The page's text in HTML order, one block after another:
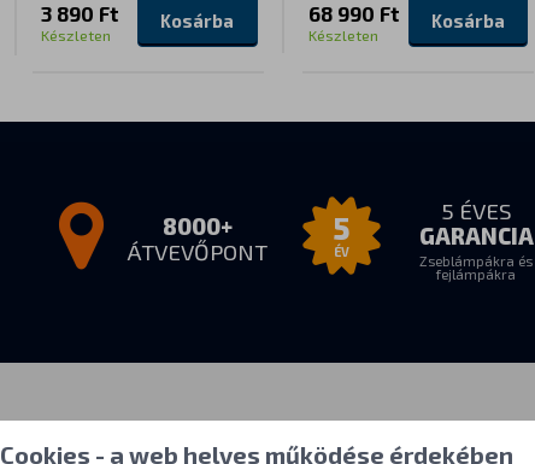
3 890 Ft
Készleten
Kosárba 68 990 Ft
Készleten
Kosárba
8000+
ÁTVEVŐPONT
5
ÉV
5 ÉVES
GARANCIA
Zseblámpákra és
fejlámpákra
Személyes átvétel Mindent a
Cookies - a web helyes működése érdekében